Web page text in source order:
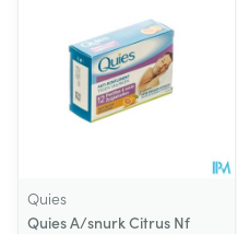
Quies
Quies A/snurk Citrus Nf